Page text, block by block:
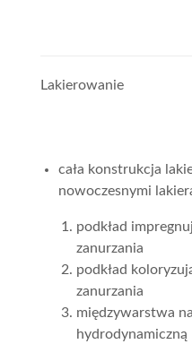
Lakierowanie
cała konstrukcja
nowoczesnymi
podkład
zanurzania
podkład
zanurzania
międzywarstwa
hydrodynamiczną